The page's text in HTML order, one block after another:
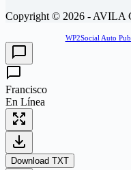
Copyright © 2026 - AVILA
WP2Social Auto
Francisco
En Línea
Download TXT